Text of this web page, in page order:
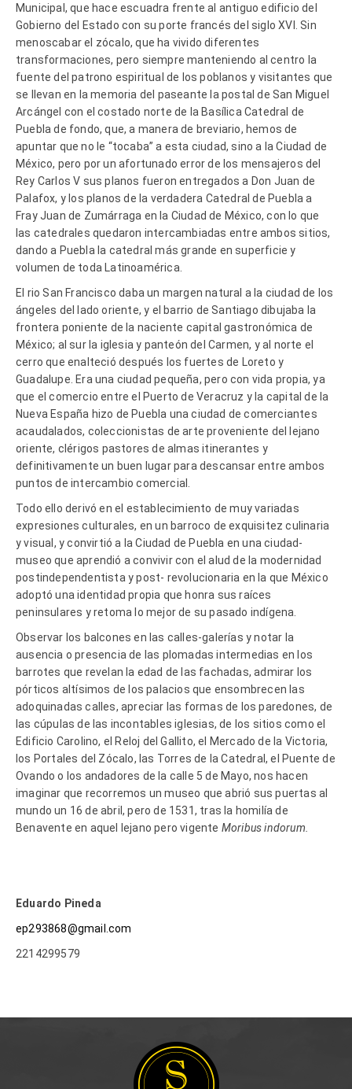
Municipal, que hace escuadra frente al antiguo edificio del
Gobierno del Estado con su porte francés del siglo XVI. Sin
menoscabar el zócalo, que ha vivido diferentes
transformaciones, pero siempre manteniendo al centro la
fuente del patrono espiritual de los poblanos y visitantes que
se llevan en la memoria del paseante la postal de San Miguel
Arcángel con el costado norte de la Basílica Catedral de
Puebla de fondo, que, a manera de breviario, hemos de
apuntar que no le “tocaba” a esta ciudad, sino a la Ciudad de
México, pero por un afortunado error de los mensajeros del
Rey Carlos V sus planos fueron entregados a Don Juan de
Palafox, y los planos de la verdadera Catedral de Puebla a
Fray Juan de Zumárraga en la Ciudad de México, con lo que
las catedrales quedaron intercambiadas entre ambos sitios,
dando a Puebla la catedral más grande en superficie y
volumen de toda Latinoamérica.
El rio San Francisco daba un margen natural a la ciudad de los
ángeles del lado oriente, y el barrio de Santiago dibujaba la
frontera poniente de la naciente capital gastronómica de
México; al sur la iglesia y panteón del Carmen, y al norte el
cerro que enalteció después los fuertes de Loreto y
Guadalupe. Era una ciudad pequeña, pero con vida propia, ya
que el comercio entre el Puerto de Veracruz y la capital de la
Nueva España hizo de Puebla una ciudad de comerciantes
acaudalados, coleccionistas de arte proveniente del lejano
oriente, clérigos pastores de almas itinerantes y
definitivamente un buen lugar para descansar entre ambos
puntos de intercambio comercial.
Todo ello derivó en el establecimiento de muy variadas
expresiones culturales, en un barroco de exquisitez culinaria
y visual, y convirtió a la Ciudad de Puebla en una ciudad-
museo que aprendió a convivir con el alud de la modernidad
postindependentista y post- revolucionaria en la que México
adoptó una identidad propia que honra sus raíces
peninsulares y retoma lo mejor de su pasado indígena.
Observar los balcones en las calles-galerías y notar la
ausencia o presencia de las plomadas intermedias en los
barrotes que revelan la edad de las fachadas, admirar los
pórticos altísimos de los palacios que ensombrecen las
adoquinadas calles, apreciar las formas de los paredones, de
las cúpulas de las incontables iglesias, de los sitios como el
Edificio Carolino, el Reloj del Gallito, el Mercado de la Victoria,
los Portales del Zócalo, las Torres de la Catedral, el Puente de
Ovando o los andadores de la calle 5 de Mayo, nos hacen
imaginar que recorremos un museo que abrió sus puertas al
mundo un 16 de abril, pero de 1531, tras la homilía de
Benavente en aquel lejano pero vigente Moribus indorum.
Eduardo Pineda
ep293868@gmail.com
2214299579